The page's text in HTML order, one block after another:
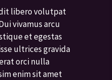
libero volutpat
vivamus arcu
et egestas
ultrices gravida
orci nulla
enim sit amet